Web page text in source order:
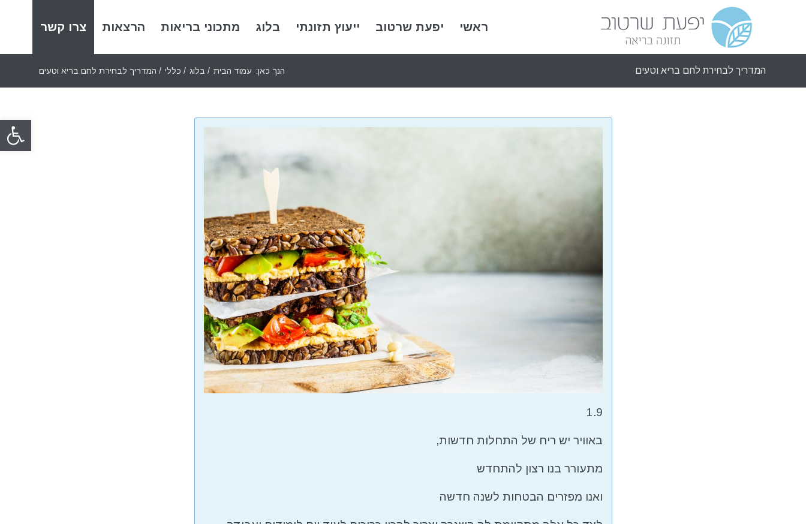
פתח
ראשי יפעת שרטוב ייעוץ תזונתי בלוג מתכוני בריאות הרצאות צרו קשר
המדריך לבחירת לחם בריא וטעים הנך כאן: עמוד הבית / בלוג / כללי / המדריך לבחירת לחם בריא וטעים
1.9
באוויר יש ריח של התחלות חדשות,
מתעורר בנו רצון להתחדש
ואנו מפזרים הבטחות לשנה חדשה